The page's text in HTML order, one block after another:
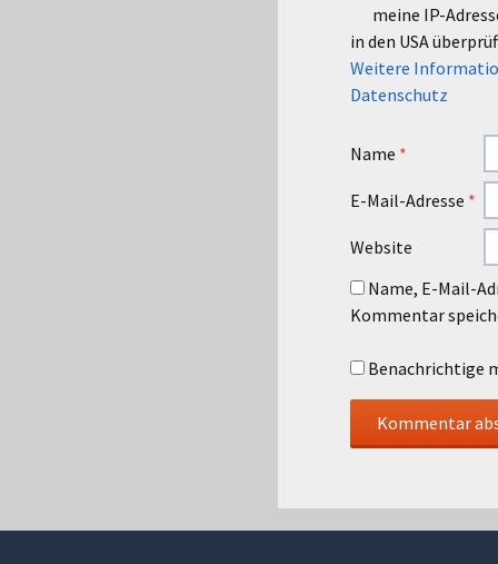
meine IP-
in den USA
Weitere
Datenschutz
Name *
E-Mail-Adresse *
Website
Name, E-Mail-
Kommentar
Benachrichtige